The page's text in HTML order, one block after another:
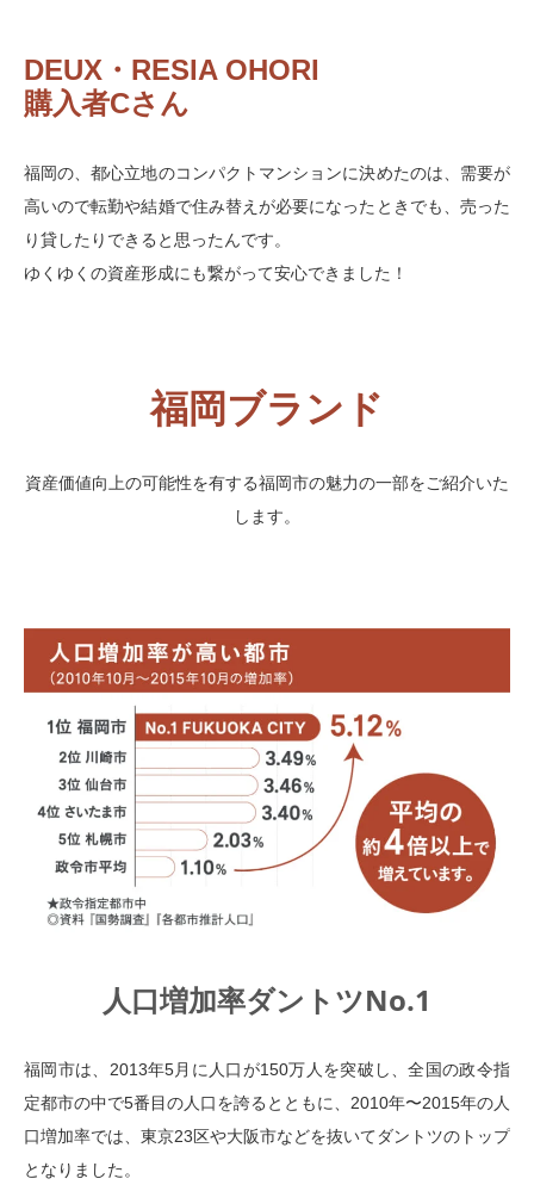
DEUX・RESIA OHORI
購入者Cさん
福岡の、都心立地のコンパクトマンションに決めたのは、需要が
高いので転勤や結婚で住み替えが必要になったときでも、売った
り貸したりできると思ったんです。
ゆくゆくの資産形成にも繋がって安心できました！
福岡ブランド
資産価値向上の可能性を有する福岡市の魅力の一部をご紹介いた
します。
人口増加率ダントツNo.1
福岡市は、2013年5月に人口が150万人を突破し、全国の政令指
定都市の中で5番目の人口を誇るとともに、2010年〜2015年の人
口増加率では、東京23区や大阪市などを抜いてダントツのトップ
となりました。